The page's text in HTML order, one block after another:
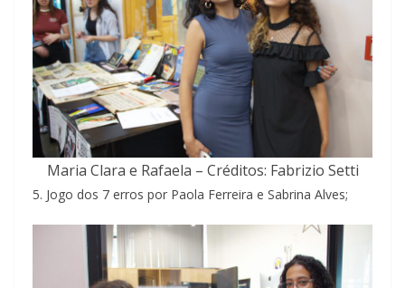
Maria Clara e Rafaela – Créditos: Fabrizio Setti
5. Jogo dos 7 erros por Paola Ferreira e Sabrina Alves;